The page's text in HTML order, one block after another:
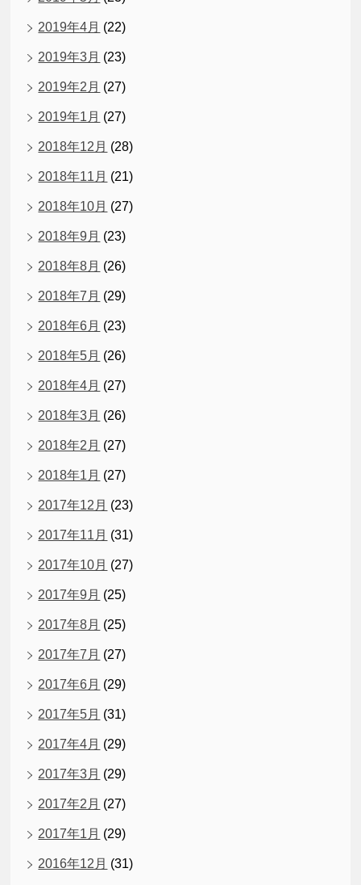
2019年4月 (22)
2019年3月 (23)
2019年2月 (27)
2019年1月 (27)
2018年12月 (28)
2018年11月 (21)
2018年10月 (27)
2018年9月 (23)
2018年8月 (26)
2018年7月 (29)
2018年6月 (23)
2018年5月 (26)
2018年4月 (27)
2018年3月 (26)
2018年2月 (27)
2018年1月 (27)
2017年12月 (23)
2017年11月 (31)
2017年10月 (27)
2017年9月 (25)
2017年8月 (25)
2017年7月 (27)
2017年6月 (29)
2017年5月 (31)
2017年4月 (29)
2017年3月 (29)
2017年2月 (27)
2017年1月 (29)
2016年12月 (31)